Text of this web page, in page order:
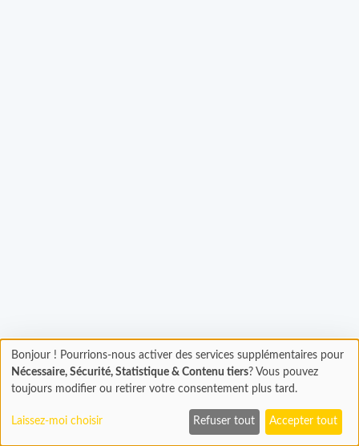
Chargement... Chargement
En cours...
Bonjour ! Pourrions-nous activer des services supplémentaires pour
Nécessaire, Sécurité, Statistique & Contenu tiers? Vous pouvez
toujours modifier ou retirer votre consentement plus tard.
Laissez-moi choisir Refuser tout Accepter tout